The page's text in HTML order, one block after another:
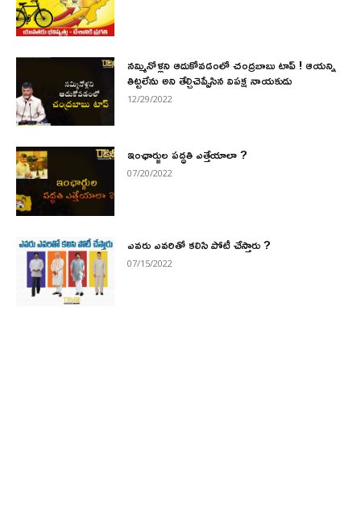
నమ్మినోళ్లని ఆదుకోవడంలో చంద్రబాబు టాప్ ! ఆయన్ని
తిట్టలేను అని తేల్చిచెప్పేసిన విపక్ష నాయకుడు
12/29/2022
ఇంఛార్జుల పద్ధతి ఎత్తేయాలా ?
07/20/2022
ఎవరు ఎవరితో కలిసి పోటీ చేస్తారు ?
07/15/2022